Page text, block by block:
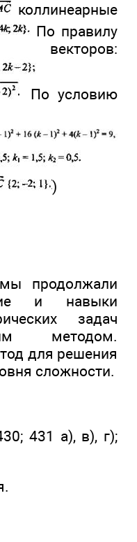
коллинеарные
По правилу
По условию
)
продолжали
и навыки
задач
методом.
для решения
сложности.
431 а), в), г);